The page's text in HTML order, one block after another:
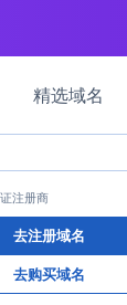
精选域名
注册商
去注册域名
去购买域名